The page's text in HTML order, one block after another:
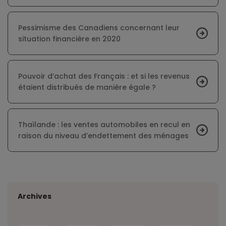
Pessimisme des Canadiens concernant leur
situation financière en 2020
Pouvoir d’achat des Français : et si les revenus
étaient distribués de manière égale ?
Thaïlande : les ventes automobiles en recul en
raison du niveau d’endettement des ménages
Archives